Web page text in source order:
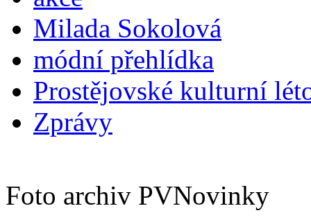
Milada Sokolová
módní přehlídka
Prostějovské kulturní
Zprávy
Foto archiv PVNovinky